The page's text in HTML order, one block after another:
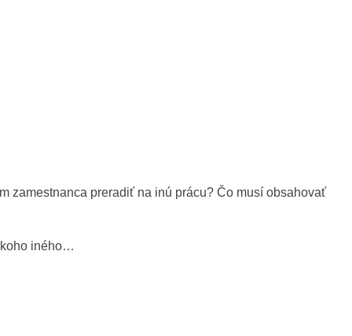
zamestnanca preradiť na inú prácu? Čo musí obsahovať
iného…